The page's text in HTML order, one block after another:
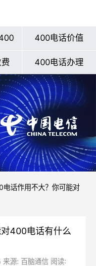
400电话价值
400电话办理
话作用不大？你可能对
400电话有什么
源: 百脑通信 阅读: